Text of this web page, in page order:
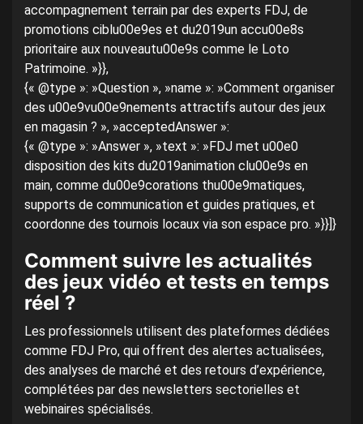
accompagnement terrain par des experts FDJ, de
promotions ciblu00e9es et du2019un accu00e8s
prioritaire aux nouveautu00e9s comme le Loto
Patrimoine. »}},
{« @type »: »Question », »name »: »Comment organiser
des u00e9vu00e9nements attractifs autour des jeux
en magasin ? », »acceptedAnswer »:
{« @type »: »Answer », »text »: »FDJ met u00e0
disposition des kits du2019animation clu00e9s en
main, comme du00e9corations thu00e9matiques,
supports de communication et guides pratiques, et
coordonne des tournois locaux via son espace pro. »}}]}
Comment suivre les actualités
des jeux vidéo et tests en temps
réel ?
Les professionnels utilisent des plateformes dédiées
comme FDJ Pro, qui offrent des alertes actualisées,
des analyses de marché et des retours d’expérience,
complétées par des newsletters sectorielles et
webinaires spécialisés.